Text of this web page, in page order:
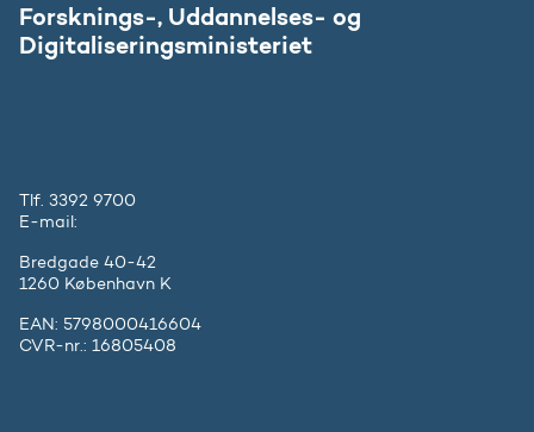
Forsknings-, Uddannelses- og
Digitaliseringsministeriet
Tlf. 3392 9700
E-mail:
Bredgade 40-42
1260 København K
EAN: 5798000416604
CVR-nr.: 16805408